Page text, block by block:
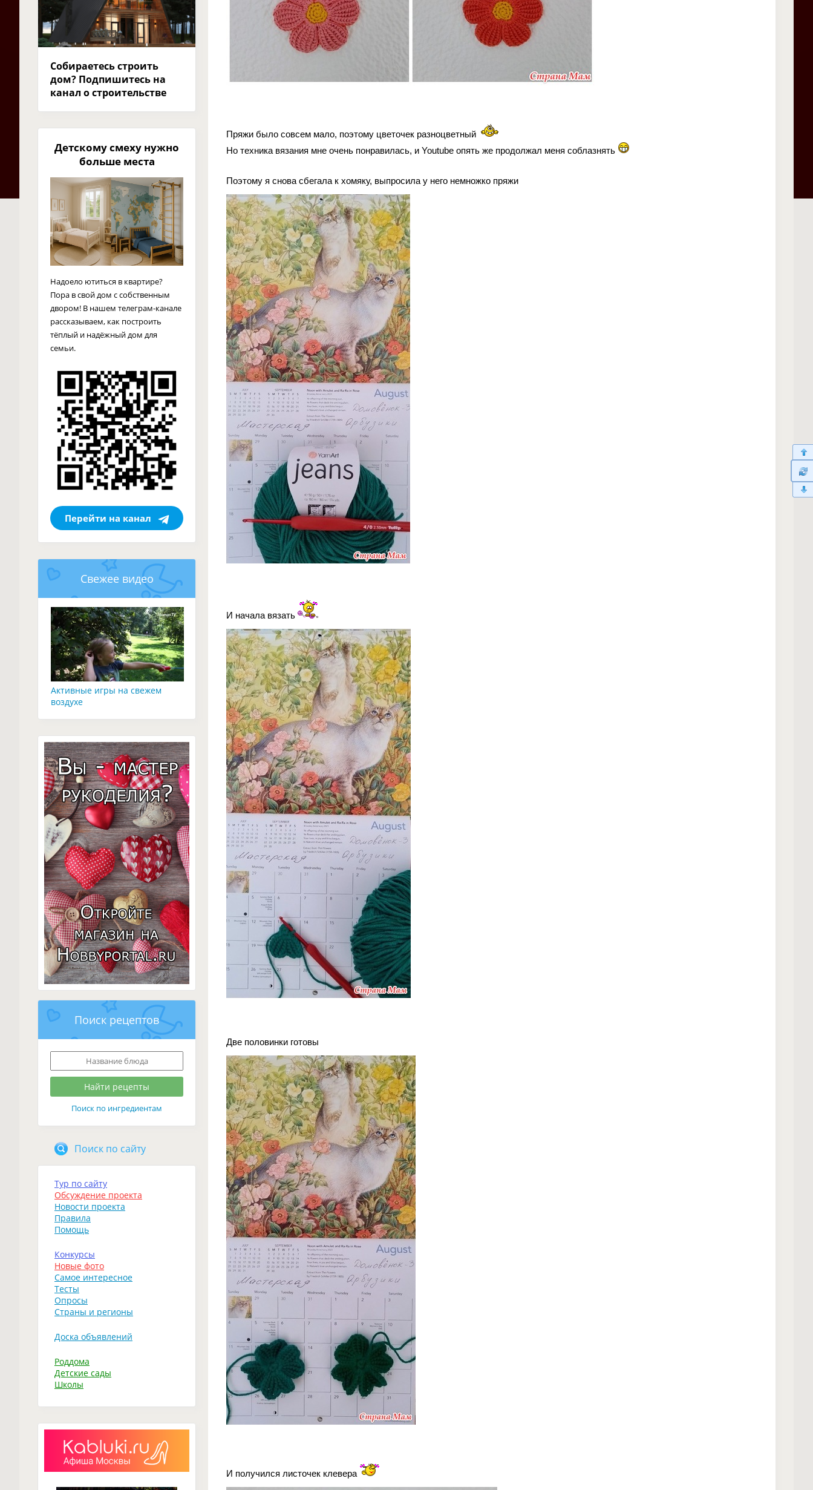
Пряжи было совсем мало, поэтому цветочек разноцветный
Но техника вязания мне очень понравилась, и Youtube опять же продолжал меня соблазнять
Поэтому я снова сбегала к хомяку, выпросила у него немножко пряжи
И начала вязать
Две половинки готовы
И получился листочек клевера
Собираетесь строить
дом? Подпишитесь на
канал о строительстве
Детскому смеху нужно
больше места
Надоело ютиться в квартире?
Пора в свой дом с собственным
двором! В нашем телеграм-канале
рассказываем, как построить
тёплый и надёжный дом для
семьи.
Перейти на канал
Свежее видео
Активные игры на свежем
воздухе
Поиск рецептов
Поиск по ингредиентам
Поиск по сайту
Тур по сайту
Обсуждение проекта
Новости проекта
Правила
Помощь
Конкурсы
Новые фото
Самое интересное
Тесты
Опросы
Страны и регионы
Доска объявлений
Роддома
Детские сады
Школы